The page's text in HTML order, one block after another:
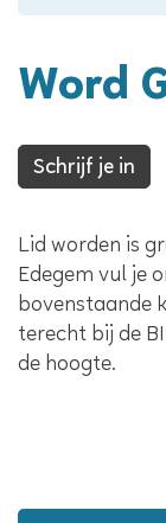
Word
Schrijf je in
Lid worden is
Edegem vul je
bovenstaande
terecht bij de
de hoogte.